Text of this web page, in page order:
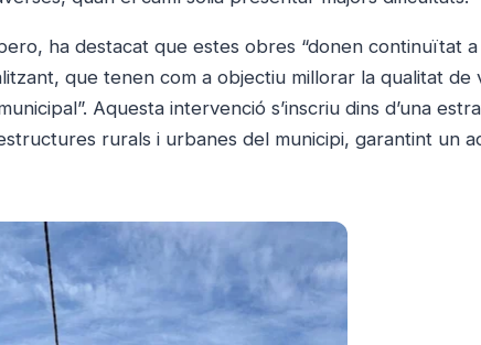
ha destacat que estes obres “donen continuïtat
que tenen com a objectiu millorar la qualitat de
Aquesta intervenció s’inscriu dins d’una
rurals i urbanes del municipi, garantint un